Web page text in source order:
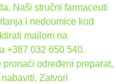
Naši stručni farmaceuti
i nedoumice kod
mailom na
+387 032 650 540.
određeni preparat,
Zatvori